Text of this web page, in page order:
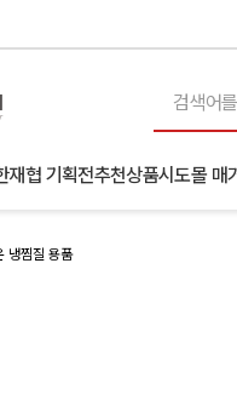
재협 기획전추천상품시도몰 매
냉찜질 용품